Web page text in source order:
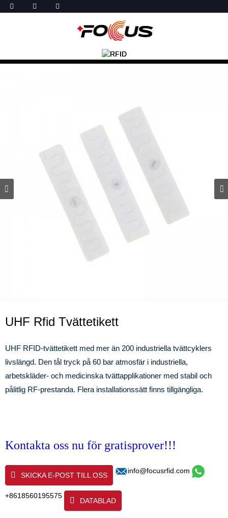
UHF Rfid Tvättetikett
UHF RFID-tvättetikett med mer än 200 industriella tvättcyklers
livslängd. Den tål tryck på 60 bar atmosfär i industriella,
arbetskläder- och medicinska tvättapplikationer med stabil och
pålitlig RF-prestanda. Flera installationssätt finns tillgängliga.
Kontakta oss nu för gratisprover!!!
SKICKA E-POST TILL OSS
info@focusrfid.com
+8618560195575
DATABLAD